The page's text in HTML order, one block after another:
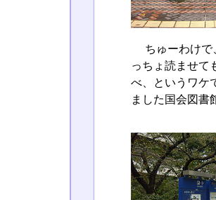
ちゅーわけで
っちょ読ませて
べ、というワケ
ました国会図書